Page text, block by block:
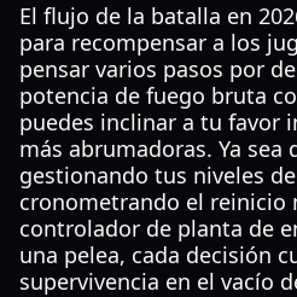
El flujo de la batalla en
para recompensar a los
pensar varios pasos por
potencia de fuego bruta
puedes inclinar a tu favor
más abrumadoras. Ya sea
gestionando tus niveles
cronometrando el reinicio
controlador de planta de
una pelea, cada decisión
supervivencia en el vacío